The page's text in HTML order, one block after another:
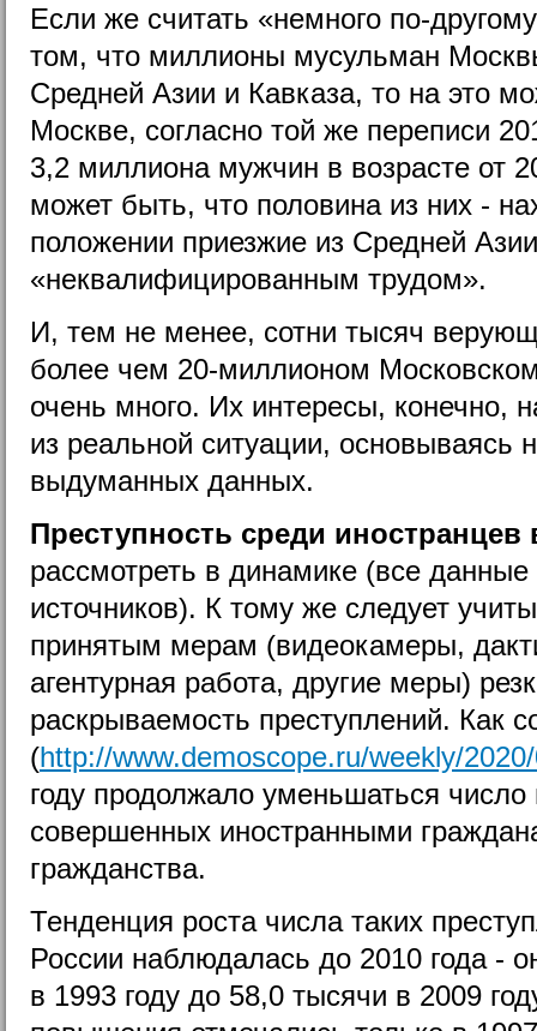
Если же считать «немного по-
том, что миллионы мусульман
Средней Азии и Кавказа, то на это
Москве, согласно той же переписи
3,2 миллиона мужчин в возрасте от
может быть, что половина из них -
положении приезжие из Средней
«неквалифицированным трудом».
И, тем не менее, сотни тысяч
более чем 20-миллионом
очень много. Их интересы, конечно,
из реальной ситуации, основываясь
выдуманных данных.
Преступность среди иностранцев
рассмотреть в динамике (все
источников). К тому же следует
принятым мерам (видеокамеры,
агентурная работа, другие меры)
раскрываемость преступлений. Как
(http://www.demoscope.ru/weekly/
году продолжало уменьшаться число
совершенных иностранными
гражданства.
Тенденция роста числа таких
России наблюдалась до 2010 года -
в 1993 году до 58,0 тысячи в 2009